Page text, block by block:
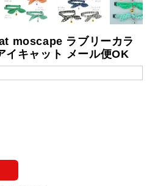
moscape ラブリーカラ
イキャット メール便OK